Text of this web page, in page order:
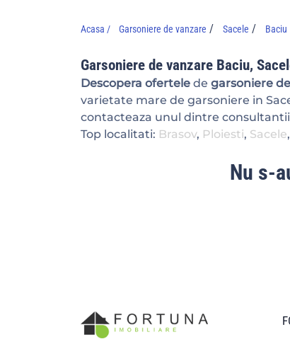
Acasa / Garsoniere de vanzare / Sacele / Baciu
Garsoniere de vanzare Baciu,
Descopera ofertele de garsoniere
varietate mare de garsoniere in
contacteaza unul dintre
Top localitati: Brasov, Ploiesti, Sacele,
Nu s-